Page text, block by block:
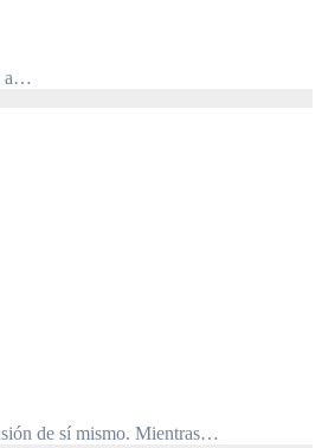
a…
de sí mismo. Mientras…